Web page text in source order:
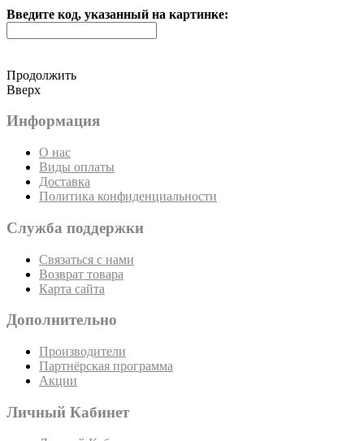
Введите код, указанный на картинке:
Продолжить
Вверх
Информация
О нас
Виды оплаты
Доставка
Политика конфиденциальности
Служба поддержки
Связаться с нами
Возврат товара
Карта сайта
Дополнительно
Производители
Партнёрская программа
Акции
Личный Кабинет